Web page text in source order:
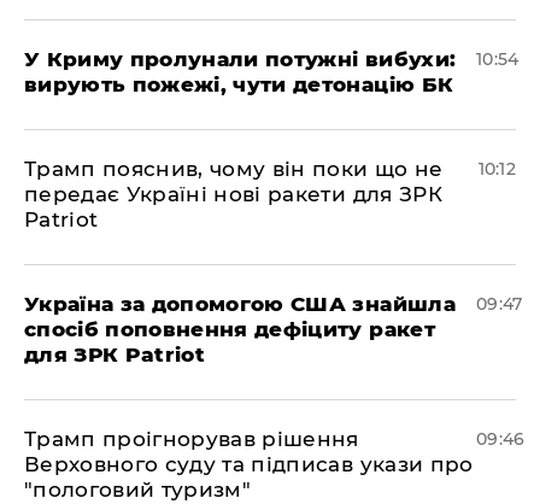
У Криму пролунали потужні вибухи:
вирують пожежі, чути детонацію БК
10:54
Трамп пояснив, чому він поки що не
передає Україні нові ракети для ЗРК
Patriot
10:12
Україна за допомогою США знайшла
спосіб поповнення дефіциту ракет
для ЗРК Patriot
09:47
Трамп проігнорував рішення
Верховного суду та підписав укази про
"пологовий туризм"
09:46